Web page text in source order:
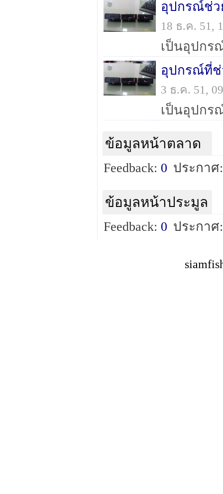
อุปกรณ์ช่ว
18 ธ.ค. 51,
อุปกรณ์ที่ช่
3 ธ.ค. 51,
ข้อมูลหน้าตลาด
Feedback: 0 ประกาศ
ข้อมูลหน้าประมูล
Feedback: 0 ประกาศ